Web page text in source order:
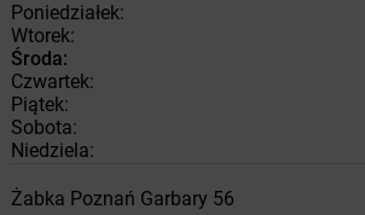
Poniedziałek:
Wtorek:
Środa:
Czwartek:
Piątek:
Sobota:
Niedziela:
Żabka Poznań Garbary 56